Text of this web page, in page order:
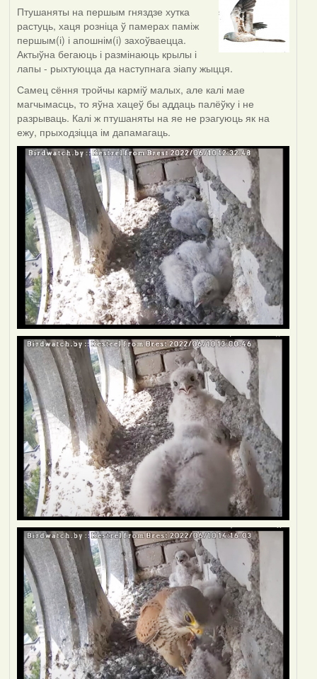
Птушаняты на першым гняздзе хутка
растуць, хаця розніца ў памерах паміж
першым(і) і апошнім(і) захоўваецца.
Актыўна бегаюць і размінаюць крылы і
лапы - рыхтуюцца да наступнага эіапу жыцця.
Самец сёння тройчы карміў малых, але калі мае
магчымасць, то яўна хацеў бы аддаць палёўку і не
разрываць. Калі ж птушаняты на яе не рэагуюць як на
ежу, прыходзіцца ім дапамагаць.